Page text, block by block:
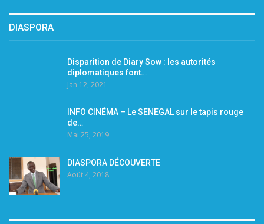
DIASPORA
Disparition de Diary Sow : les autorités
diplomatiques font…
Jan 12, 2021
INFO CINÉMA – Le SENEGAL sur le tapis rouge
de…
Mai 25, 2019
DIASPORA DÉCOUVERTE
Août 4, 2018